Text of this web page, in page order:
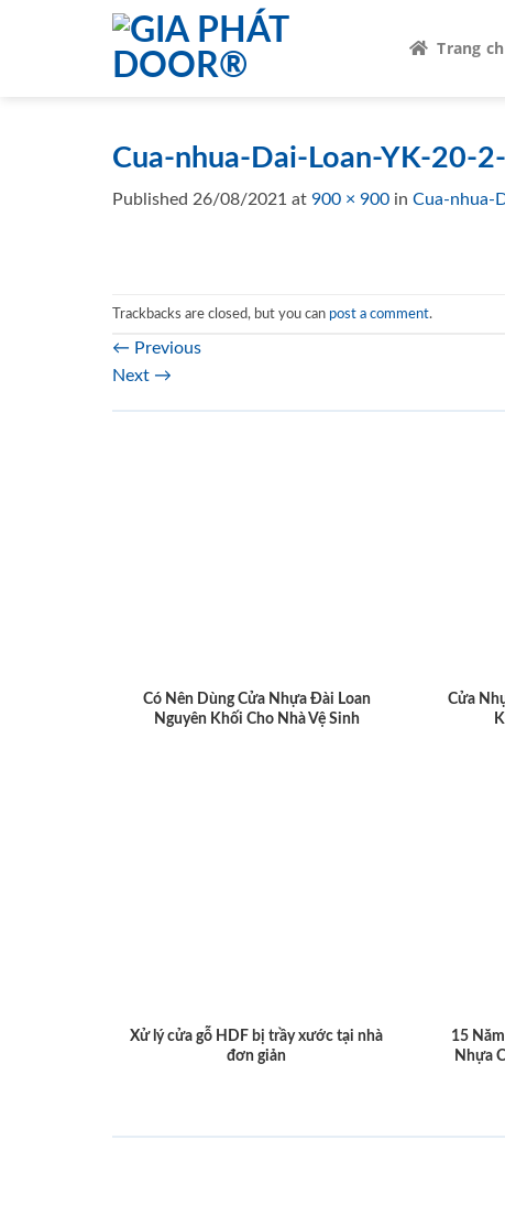
Trang
Cua-nhua-Dai-Loan-YK-20-
Published 26/08/2021 at 900 × 900 in Cua-nhua-
Trackbacks are closed, but you can post a comment.
← Previous
Next →
Có Nên Dùng Cửa Nhựa Đài Loan
Nguyên Khối Cho Nhà Vệ Sinh
Cửa
Xử lý cửa gỗ HDF bị trầy xước tại nhà
đơn giản
15
Nhựa